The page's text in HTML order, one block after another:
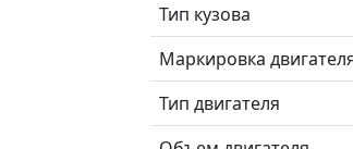
Тип кузова
Маркировка
Тип двигателя